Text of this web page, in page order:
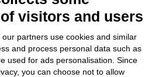
and Indemnities
Contacts
visitors and users
partners use cookies and similar
and process personal data such as
used for ads personalisation. Since
you can choose not to allow